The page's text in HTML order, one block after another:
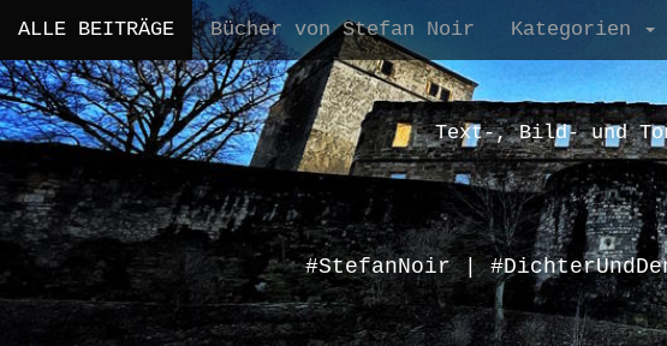
i
n
m
u
i
p
t
o
n
t
e
ALLE BEITRÄGE Bücher von Stefan Noir Kategorien
Text-, Bild- und
#StefanNoir |